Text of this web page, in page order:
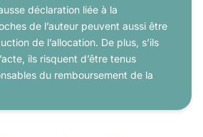
déclaration liée à la
de l’auteur peuvent aussi être
de l’allocation. De plus, s’ils
ils risquent d’être tenus
du remboursement de la